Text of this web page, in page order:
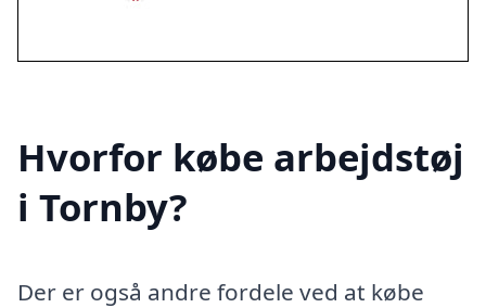
Hvorfor købe arbejdstøj
i Tornby?
Der er også andre fordele ved at købe